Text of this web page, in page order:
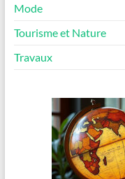
Mode
Tourisme et Nature
Travaux